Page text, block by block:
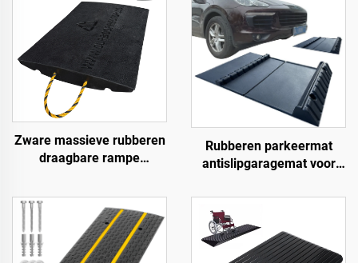
Zware massieve rubberen
draagbare rampe
toegangsweg product voor
betere toegang tot wegen
Rubberen parkeermat
antislipgaragemat voor
SUV/vrachtwagens/